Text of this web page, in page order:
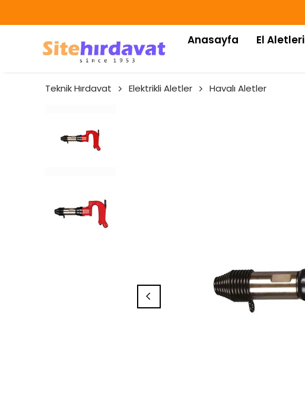
Anasayfa El Aletleri
Teknik Hırdavat Elektrikli Aletler Havalı Aletler